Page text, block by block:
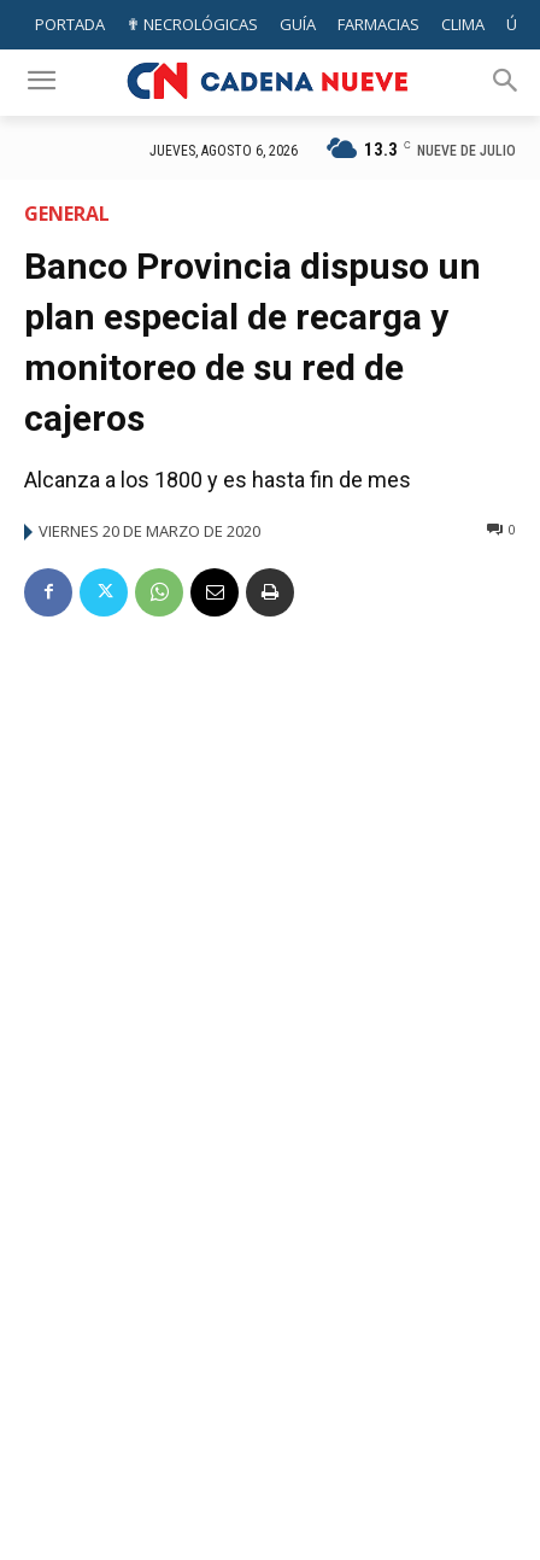
PORTADA ✟ NECROLÓGICAS GUÍA FARMACIAS CLIMA
JUEVES, AGOSTO 6, 2026 13.3 C NUEVE DE JULIO
GENERAL
Banco Provincia dispuso un
plan especial de recarga y
monitoreo de su red de
cajeros
Alcanza a los 1800 y es hasta fin de mes
VIERNES 20 DE MARZO DE 2020 0